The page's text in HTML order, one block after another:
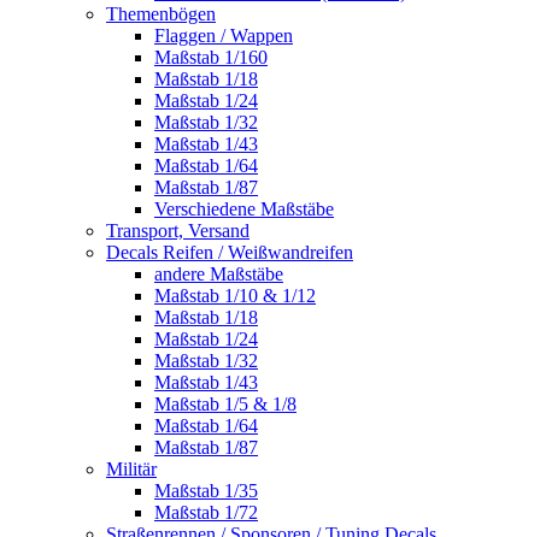
Themenbögen
Flaggen / Wappen
Maßstab 1/160
Maßstab 1/18
Maßstab 1/24
Maßstab 1/32
Maßstab 1/43
Maßstab 1/64
Maßstab 1/87
Verschiedene Maßstäbe
Transport, Versand
Decals Reifen / Weißwandreifen
andere Maßstäbe
Maßstab 1/10 & 1/12
Maßstab 1/18
Maßstab 1/24
Maßstab 1/32
Maßstab 1/43
Maßstab 1/5 & 1/8
Maßstab 1/64
Maßstab 1/87
Militär
Maßstab 1/35
Maßstab 1/72